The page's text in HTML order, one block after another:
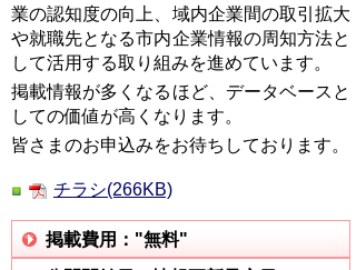
業の認知度の向上、域内企業間の取引拡大
や就職先となる市内企業情報の周知方法と
して活用する取り組みを進めています。
掲載情報が多くなるほど、データベースと
しての価値が高くなります。
皆さまのお申込みをお待ちしております。
チラシ(266KB)
掲載費用："無料"